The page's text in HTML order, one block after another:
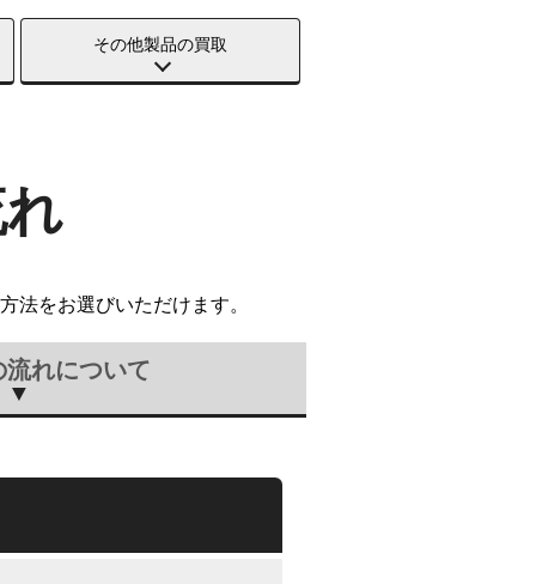
その他製品の買取
法をお選びいただけます。
れについて